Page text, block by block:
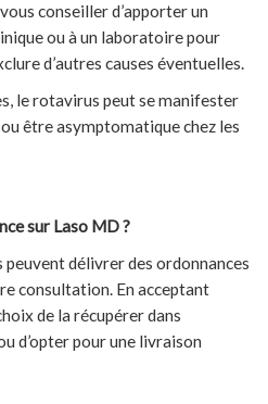
conseiller d’apporter un
ou à un laboratoire pour
d’autres causes éventuelles.
le rotavirus peut se manifester
être asymptomatique chez les
sur Laso MD ?
délivrer des ordonnances
consultation. En acceptant
de la récupérer dans
d’opter pour une livraison